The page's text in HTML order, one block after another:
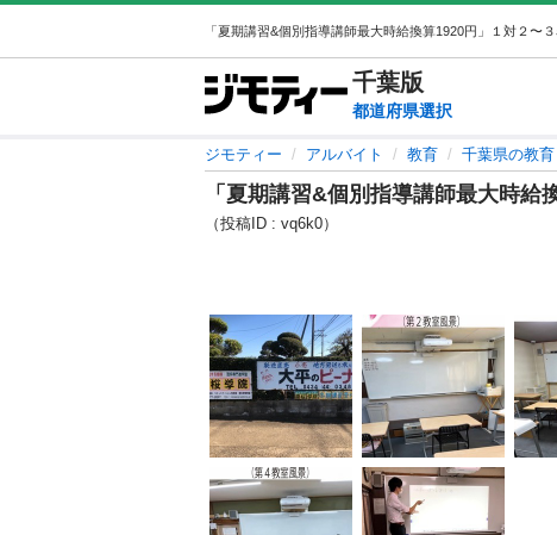
千葉版
都道府県選択
ジモティー アルバイト 教育 千葉県の教育
「夏期講習&個別指導講師最大時
（投稿ID : vq6k0）